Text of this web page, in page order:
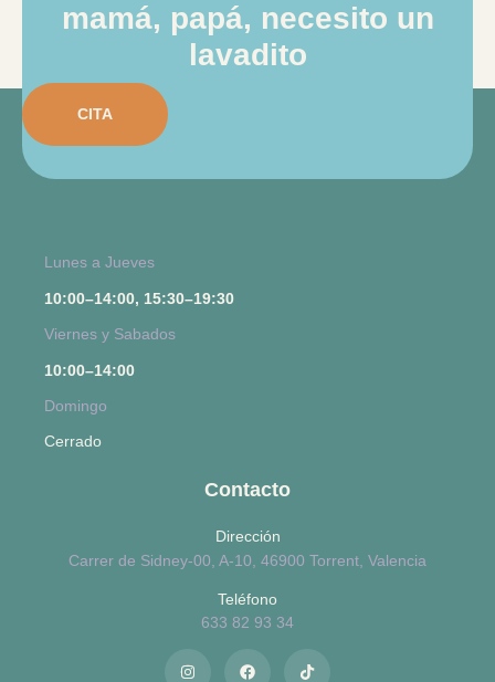
mamá, papá, necesito un
lavadito
CITA
Lunes a Jueves
10:00–14:00, 15:30–19:30
Viernes y Sabados
10:00–14:00
Domingo
Cerrado
Contacto
Dirección
Carrer de Sidney-00, A-10, 46900 Torrent, Valencia
Teléfono
633 82 93 34